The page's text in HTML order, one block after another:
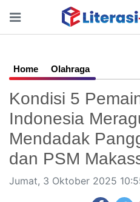
Home Olahraga
Kondisi 5
Indonesia
Mendadak
dan PSM
Jumat, 3 Oktober 2025